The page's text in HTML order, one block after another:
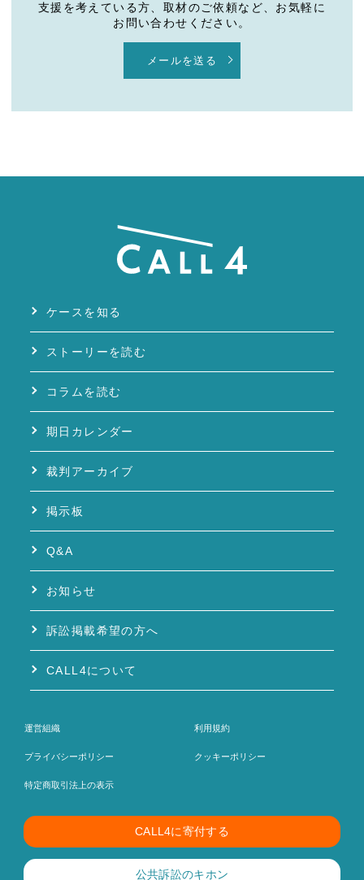
支援を考えている方、取材のご依頼など、お気軽に
お問い合わせください。
メールを送る
ケースを知る
ストーリーを読む
コラムを読む
期日カレンダー
裁判アーカイブ
掲示板
Q&A
お知らせ
訴訟掲載希望の方へ
CALL4について
運営組織 利用規約
プライバシーポリシー クッキーポリシー
特定商取引法上の表示
CALL4に寄付する
公共訴訟のキホン